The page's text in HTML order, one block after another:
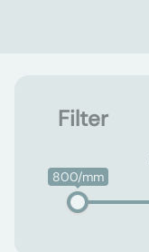
Filter
800/mm